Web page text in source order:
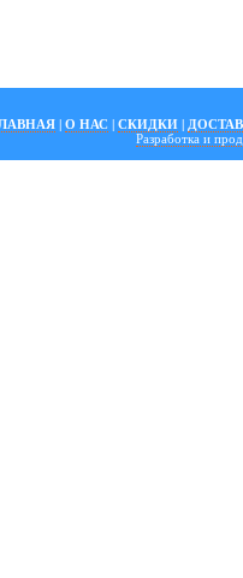
| О НАС | СКИДКИ |
Разработка и